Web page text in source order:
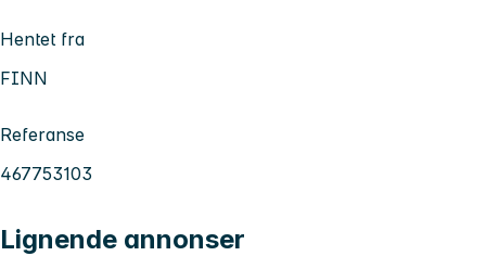
Hentet fra
FINN
Referanse
467753103
Lignende annonser